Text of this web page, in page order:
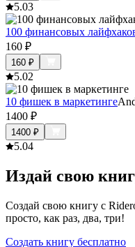
5.03
100 финансовых
160 ₽
160 ₽
5.02
10 фишек в маркетинге
1400 ₽
1400 ₽
5.04
Издай свою
Создай свою книгу с
просто, как раз, два, три!
Создать книгу бесплатно